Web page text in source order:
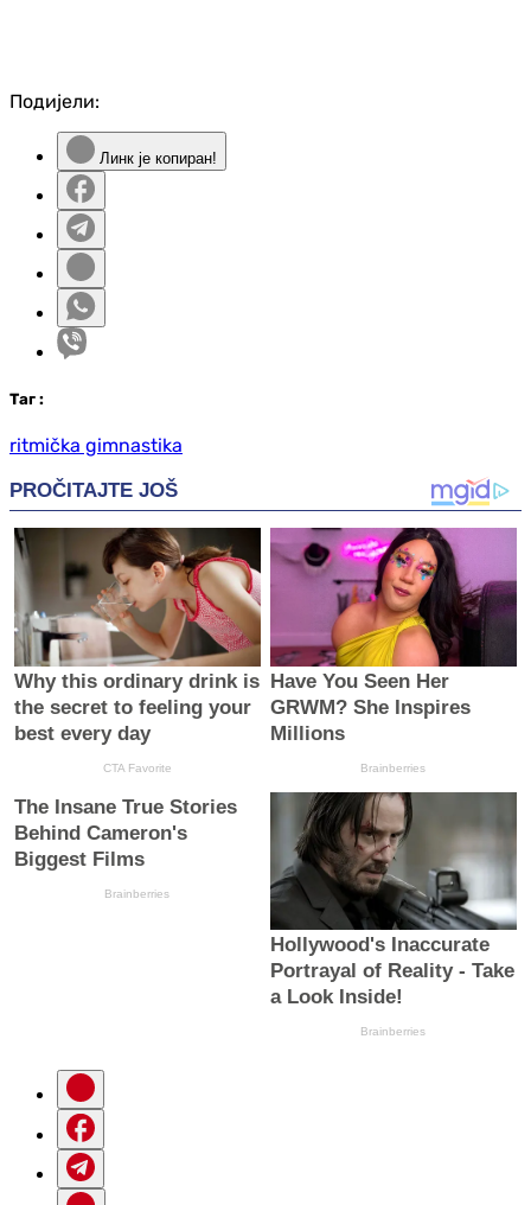
Подијели:
Линк је копиран!
Таг :
ritmička gimnastika